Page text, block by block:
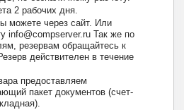
2 рабочих дня.
можете через сайт. Или
info@compserver.ru Так же по
резервам обращайтесь к
действителен в течение
предоставляем
пакет документов (счет-